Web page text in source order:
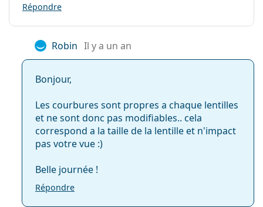
manipulation:
dormir avec ces
endroit/envers:
Non
Paquet
Fabriquant:
CooperVision
lentilles:
Répondre
Robin Il y a un an
Bonjour,
Les courbures sont propres a chaque lentilles
et ne sont donc pas modifiables.. cela
correspond a la taille de la lentille et n'impact
pas votre vue :)
Belle journée !
Répondre